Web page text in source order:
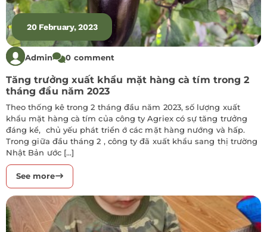
20 February, 2023
Admin 0 comment
Tăng trưởng xuất khẩu mặt hàng cà tím trong 2
tháng đầu năm 2023
Theo thống kê trong 2 tháng đầu năm 2023, số lượng xuất
khẩu mặt hàng cà tím của công ty Agriex có sự tăng trưởng
đáng kể, chủ yếu phát triển ớ các mặt hàng nướng và hấp.
Trong giữa đầu tháng 2 , công ty đã xuất khẩu sang thị trường
Nhật Bản ước […]
See more